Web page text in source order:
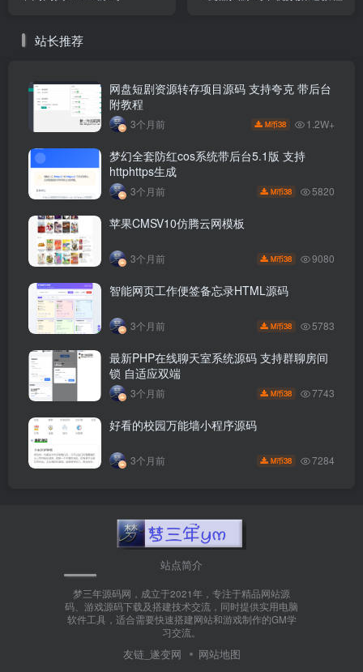
站长推荐
网盘短剧资源转存项目源码 支持夸克 带后台
附教程
3个月前 M币38 1.2W+
梦幻全套防红cos系统带后台5.1版 支持
httphttps生成
3个月前 M币38 5820
苹果CMSV10仿腾云网模板
3个月前 M币38 9080
智能网页工作便签备忘录HTML源码
3个月前 M币38 5783
最新PHP在线聊天室系统源码 支持群聊房间
锁 自适应双端
3个月前 M币38 7743
好看的校园万能墙小程序源码
3个月前 M币38 7284
站点简介
梦三年源码网，成立于2021年，专注于精品网站源
码、游戏源码下载及搭建技术交流，同时提供实用电脑
软件工具，适合需要快速搭建网站和游戏制作的GM学
习交流。
友链_遂变网 网站地图